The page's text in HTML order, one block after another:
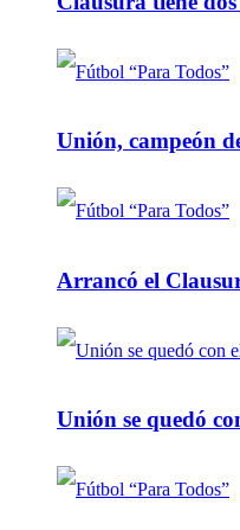
Unión, campeón
Arrancó el
Unión se quedó